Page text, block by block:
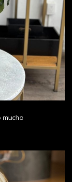
mucho